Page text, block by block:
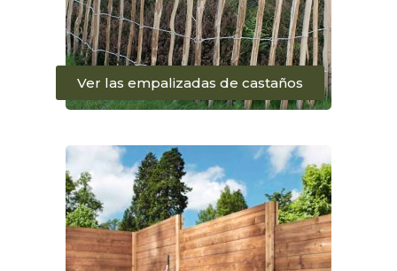
Ver las empalizadas de castaños